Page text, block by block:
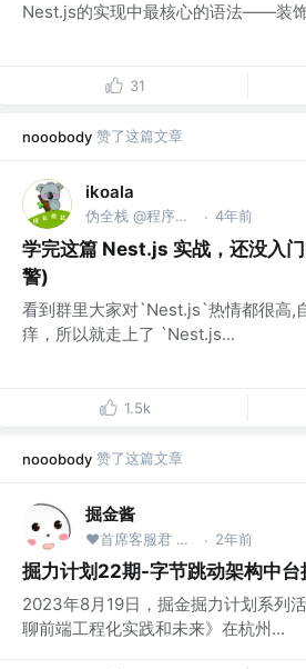
Nest.js的实现中最核心的语法——装
31
nooobody 赞了这篇文章
ikoala
伪全栈 @程序员成长指北 · 4年前
学完这篇 Nest.js 实战，还没入
警)
看到群里大家对`Nest.js`热情都很高,
痒，所以就走上了 `Nest.js...
1.5k
nooobody 赞了这篇文章
掘金酱
❤首席客服君 @掘金 · 2年前
掘力计划22期-字节跳动架构中台
2023年8月19日，掘金掘力计划系
聊前端工程化实践和未来》在杭州...